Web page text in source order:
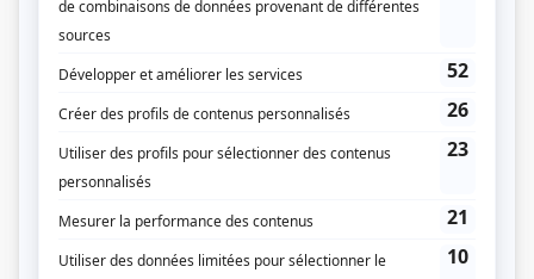
Durée et heure de diffusion
Saison 1: Diffusée le dimanche à 19h00 (30 minutes)
Distribution